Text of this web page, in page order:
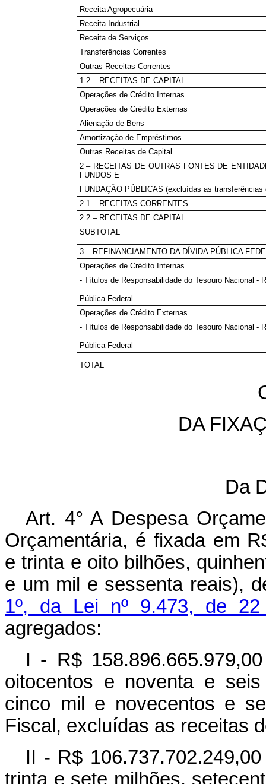
Receita Agropecuária
Receita Industrial
Receita de Serviços
Transferências Correntes
Outras Receitas Correntes
1.2 – RECEITAS DE CAPITAL
Operações de Crédito Internas
Operações de Crédito Externas
Alienação de Bens
Amortização de Empréstimos
Outras Receitas de Capital
2 – RECEITAS DE OUTRAS FONTES DE
FUNDOS E
FUNDAÇÃO PÚBLICAS (excluídas as transferências
2.1 – RECEITAS CORRENTES
2.2 – RECEITAS DE CAPITAL
SUBTOTAL
3 – REFINANCIAMENTO DA DÍVIDA PÚBLICA
Operações de Crédito Internas
- Títulos de Responsabilidade do Tesouro Nacional -
Pública Federal
Operações de Crédito Externas
- Títulos de Responsabilidade do Tesouro Nacional -
Pública Federal
TOTAL
DA
Da
Art. 4° A Despesa
Orçamentária, é fixada em
e trinta e oito bilhões,
e um mil e sessenta reais),
1º, da Lei nº 9.473, de
agregados:
I - R$
oitocentos e noventa e
cinco mil e novecentos e
Fiscal, excluídas as receitas
II - R$
trinta e sete milhões,